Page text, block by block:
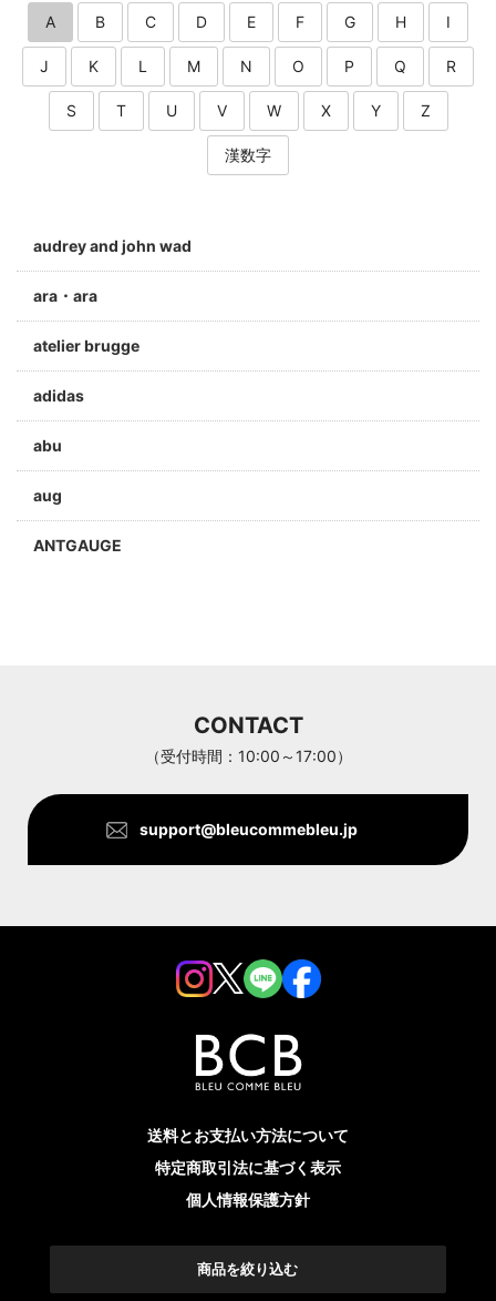
商品を絞り込む
A B C D E F G H I
J K L M N O P Q R
S T U V W X Y Z
漢数字
audrey and john wad
ara・ara
atelier brugge
adidas
abu
aug
ANTGAUGE
CONTACT
（受付時間：10:00～17:00）
support@bleucommebleu.jp
送料とお支払い方法について
特定商取引法に基づく表示
個人情報保護方針
令和4年度第３次補正 事業再構築補助金により作成